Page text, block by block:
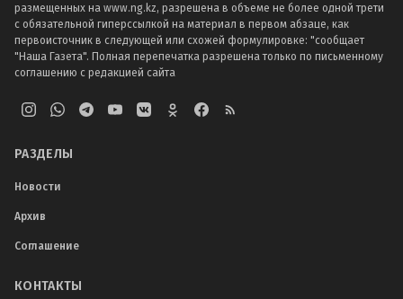
размещенных на www.ng.kz, разрешена в объеме не более одной трети
с обязательной гиперссылкой на материал в первом абзаце, как
первоисточник в следующей или схожей формулировке: "сообщает
"Наша Газета". Полная перепечатка разрешена только по письменному
соглашению с редакцией сайта
РАЗДЕЛЫ
Новости
Архив
Соглашение
КОНТАКТЫ